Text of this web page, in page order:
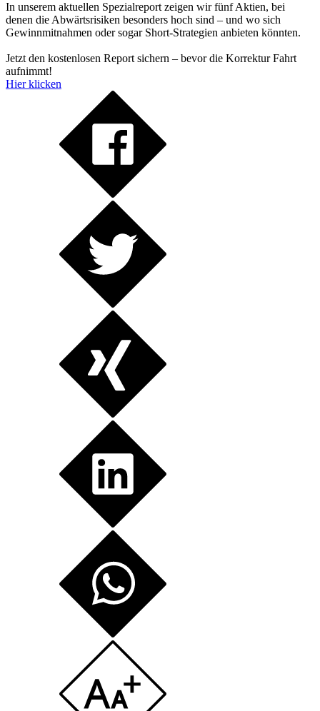
In unserem aktuellen Spezialreport zeigen wir fünf Aktien, bei
denen die Abwärtsrisiken besonders hoch sind – und wo sich
Gewinnmitnahmen oder sogar Short-Strategien anbieten könnten.
Jetzt den kostenlosen Report sichern – bevor die Korrektur Fahrt
aufnimmt!
Hier klicken